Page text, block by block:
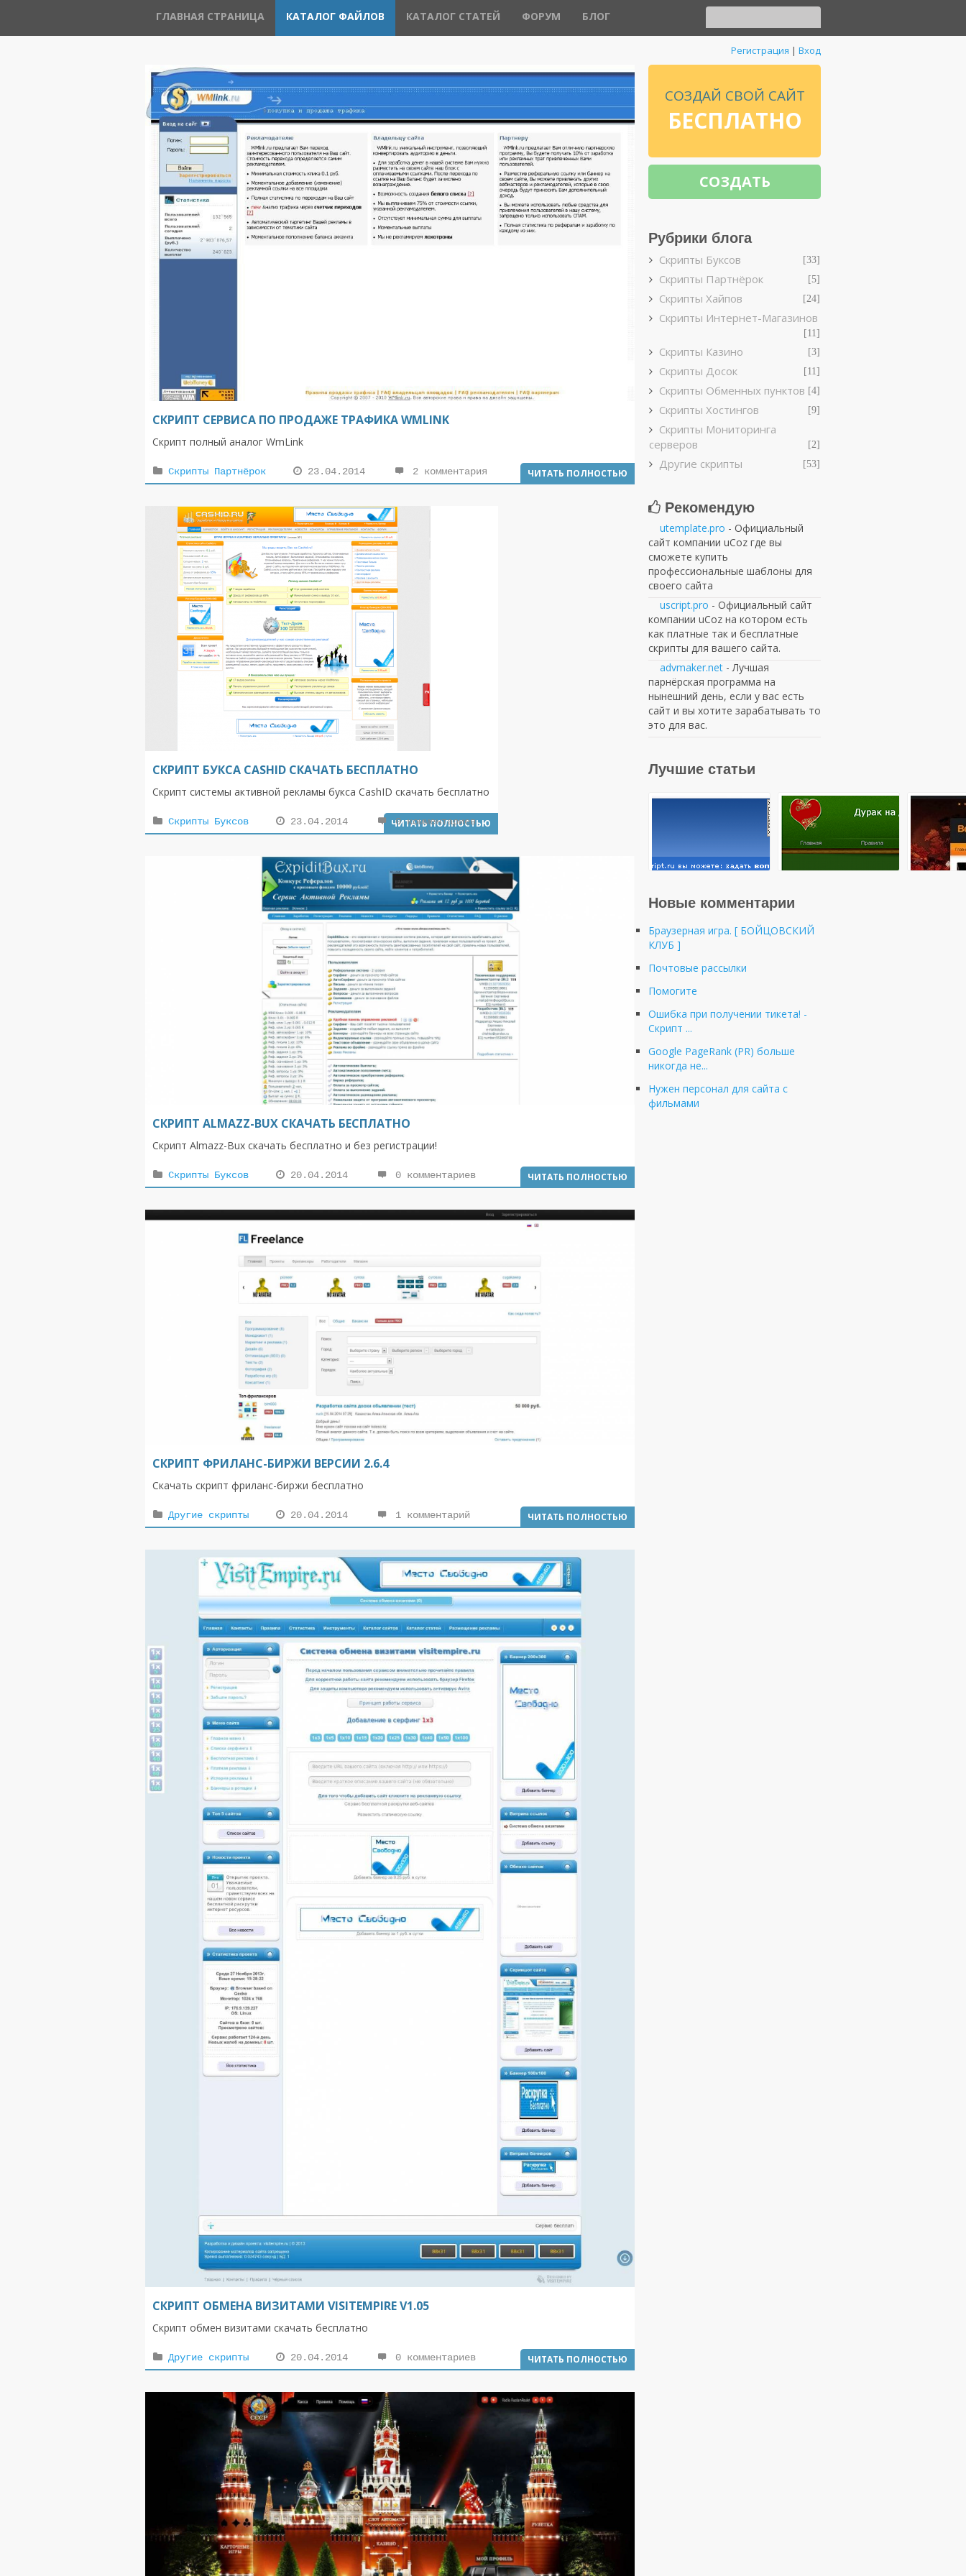
ГЛАВНАЯ СТРАНИЦА КАТАЛОГ ФАЙЛОВ КАТАЛОГ СТАТЕЙ ФОРУМ БЛОГ
Регистрация | Вход
СКРИПТ СЕРВИСА ПО ПРОДАЖЕ ТРАФИКА WMLINK
Скрипт полный аналог WmLink
Скрипты Партнёрок 23.04.2014 2 комментария ЧИТАТЬ ПОЛНОСТЬЮ
СКРИПТ БУКСА CASHID СКАЧАТЬ БЕСПЛАТНО
Скрипт системы активной рекламы букса CashID скачать бесплатно
Скрипты Буксов 23.04.2014 0 комментариев
ЧИТАТЬ ПОЛНОСТЬЮ
СКРИПТ ALMAZZ-BUX СКАЧАТЬ БЕСПЛАТНО
Скрипт Almazz-Bux скачать бесплатно и без регистрации!
Скрипты Буксов 20.04.2014 0 комментариев ЧИТАТЬ ПОЛНОСТЬЮ
СКРИПТ ФРИЛАНС-БИРЖИ ВЕРСИИ 2.6.4
Скачать скрипт фриланс-биржи бесплатно
Другие скрипты 20.04.2014 1 комментарий ЧИТАТЬ ПОЛНОСТЬЮ
СКРИПТ ОБМЕНА ВИЗИТАМИ VISITEMPIRE V1.05
Скрипт обмен визитами скачать бесплатно
Другие скрипты 20.04.2014 0 комментариев ЧИТАТЬ ПОЛНОСТЬЮ
СОЗДАЙ СВОЙ САЙТ
БЕСПЛАТНО
СОЗДАТЬ
Рубрики блога
Скрипты Буксов [33]
Скрипты Партнёрок [5]
Скрипты Хайпов [24]
Скрипты Интернет-Магазинов
[11]
Скрипты Казино [3]
Скрипты Досок [11]
Скрипты Обменных пунктов [4]
Скрипты Хостингов [9]
Скрипты Мониторинга
серверов
[2]
Другие скрипты [53]
Рекомендую
utemplate.pro - Официальный
сайт компании uCoz где вы
сможете купить
профессиональные шаблоны для
своего сайта
uscript.pro - Официальный сайт
компании uCoz на котором есть
как платные так и бесплатные
скрипты для вашего сайта.
advmaker.net - Лучшая
парнёрская программа на
нынешний день, если у вас есть
сайт и вы хотите зарабатывать то
это для вас.
Лучшие статьи
Новые комментарии
Браузерная игра. [ БОЙЦОВСКИЙ
КЛУБ ]
Почтовые рассылки
Помогите
Ошибка при получении тикета! -
Cкрипт ...
Google PageRank (PR) больше
никогда не...
Нужен персонал для сайта с
фильмами